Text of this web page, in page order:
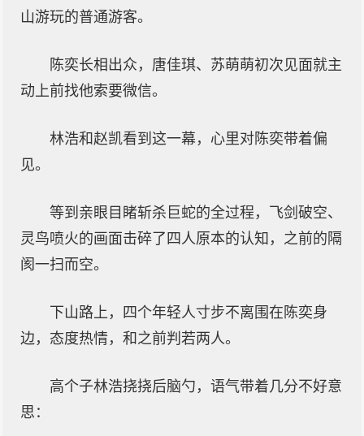
山游玩的普通游客。
陈奕长相出众，唐佳琪、苏萌萌初次见面就主
动上前找他索要微信。
林浩和赵凯看到这一幕，心里对陈奕带着偏
见。
等到亲眼目睹斩杀巨蛇的全过程，飞剑破空、
灵鸟喷火的画面击碎了四人原本的认知，之前的隔
阂一扫而空。
下山路上，四个年轻人寸步不离围在陈奕身
边，态度热情，和之前判若两人。
高个子林浩挠挠后脑勺，语气带着几分不好意
思：